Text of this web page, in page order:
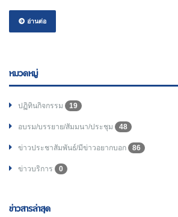
อ่านต่อ
หมวดหมู่
ปฏิทินกิจกรรม 19
อบรม/บรรยาย/สัมมนา/ประชุม 48
ข่าวประชาสัมพันธ์/มีข่าวอยากบอก 86
ข่าวบริการ 0
ข่าวสารล่าสุด